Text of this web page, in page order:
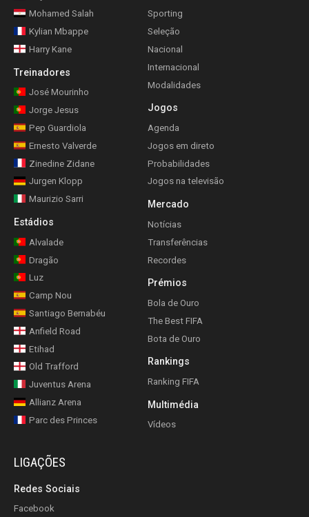
Mohamed Salah
Kylian Mbappe
Harry Kane
Treinadores
José Mourinho
Jorge Jesus
Pep Guardiola
Ernesto Valverde
Zinedine Zidane
Jurgen Klopp
Maurizio Sarri
Estádios
Alvalade
Dragão
Luz
Camp Nou
Santiago Bernabéu
Anfield Road
Etihad
Old Trafford
Juventus Arena
Allianz Arena
Parc des Princes
Sporting
Seleção
Nacional
Internacional
Modalidades
Jogos
Agenda
Jogos em direto
Probabilidades
Jogos na televisão
Mercado
Notícias
Transferências
Recordes
Prémios
Bola de Ouro
The Best FIFA
Bota de Ouro
Rankings
Ranking FIFA
Multimédia
Vídeos
LIGAÇÕES
Redes Sociais
Facebook